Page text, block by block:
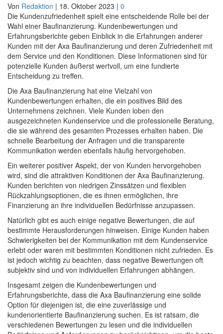
Von Redaktion | 18. Oktober 2023 | 0
Die Kundenzufriedenheit spielt eine entscheidende Rolle bei der
Wahl einer Baufinanzierung. Kundenbewertungen und
Erfahrungsberichte geben Einblick in die Erfahrungen anderer
Kunden mit der Axa Baufinanzierung und deren Zufriedenheit mit
dem Service und den Konditionen. Diese Informationen sind für
potenzielle Kunden äußerst wertvoll, um eine fundierte
Entscheidung zu treffen.
Die Axa Baufinanzierung hat eine Vielzahl von
Kundenbewertungen erhalten, die ein positives Bild des
Unternehmens zeichnen. Viele Kunden loben den
ausgezeichneten Kundenservice und die professionelle Beratung,
die sie während des gesamten Prozesses erhalten haben. Die
schnelle Bearbeitung der Anfragen und die transparente
Kommunikation werden ebenfalls häufig hervorgehoben.
Ein weiterer positiver Aspekt, der von Kunden hervorgehoben
wird, sind die attraktiven Konditionen der Axa Baufinanzierung.
Kunden berichten von niedrigen Zinssätzen und flexiblen
Rückzahlungsoptionen, die es ihnen ermöglichen, ihre
Finanzierung an ihre individuellen Bedürfnisse anzupassen.
Natürlich gibt es auch einige negative Bewertungen, die auf
bestimmte Herausforderungen hinweisen. Einige Kunden haben
Schwierigkeiten bei der Kommunikation mit dem Kundenservice
erlebt oder waren mit bestimmten Konditionen nicht zufrieden. Es
ist jedoch wichtig zu beachten, dass negative Bewertungen oft
subjektiv sind und von individuellen Erfahrungen abhängen.
Insgesamt zeigen die Kundenbewertungen und
Erfahrungsberichte, dass die Axa Baufinanzierung eine solide
Option für diejenigen ist, die eine zuverlässige und
kundenorientierte Baufinanzierung suchen. Es ist ratsam, die
verschiedenen Bewertungen zu lesen und die individuellen